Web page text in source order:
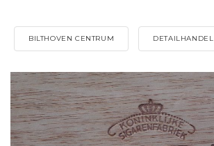
BILTHOVEN CENTRUM DETAILHANDEL